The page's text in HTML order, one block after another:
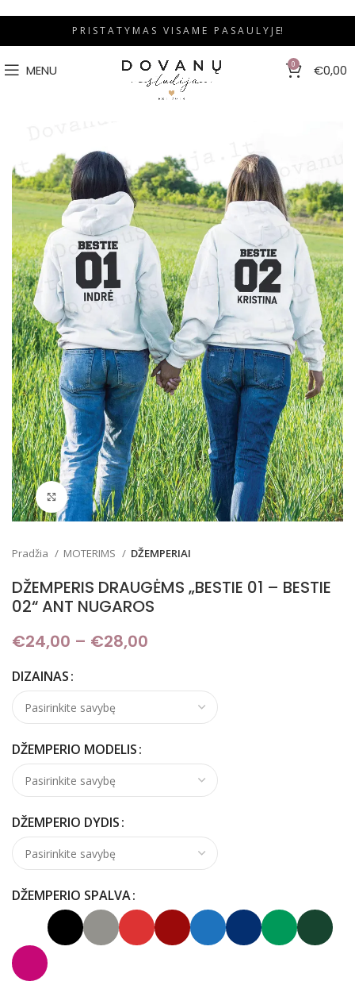
P R I S T A T Y M A S V I S A M E P A S A U L Y J E!
MENU 0 €0,00
Padidinti
Pradžia MOTERIMS DŽEMPERIAI
DŽEMPERIS DRAUGĖMS „BESTIE 01 – BESTIE
02“ ANT NUGAROS
€24,00 – €28,00
DIZAINAS
DŽEMPERIO MODELIS
DŽEMPERIO DYDIS
DŽEMPERIO SPALVA